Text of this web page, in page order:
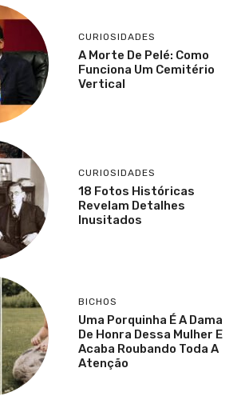
CURIOSIDADES
A Morte De Pelé: Como
Funciona Um Cemitério
Vertical
CURIOSIDADES
18 Fotos Históricas
Revelam Detalhes
Inusitados
BICHOS
Uma Porquinha É A Dama
De Honra Dessa Mulher E
Acaba Roubando Toda A
Atenção